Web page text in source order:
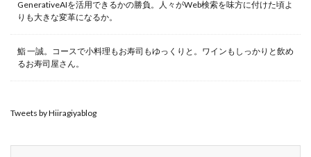
GenerativeAIを活用できるかの勝負。人々がWeb検索を味方に付けた頃よ
りも大きな変革になるか。
鮨 一誠。コースで小料理もお寿司もゆっくりと。ワインもしっかりと飲め
るお寿司屋さん。
Tweets by Hiiragiyablog